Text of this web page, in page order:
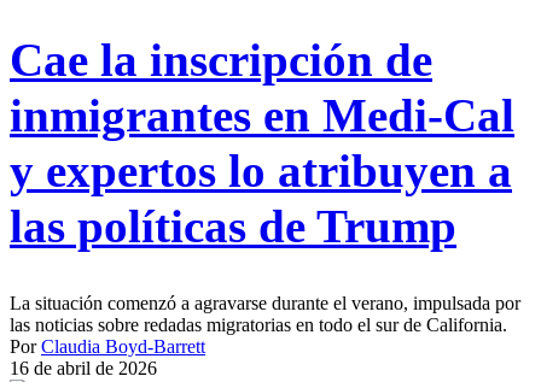
Cae la inscripción de
inmigrantes en Medi-Cal
y expertos lo atribuyen a
las políticas de Trump
La situación comenzó a agravarse durante el verano, impulsada por
las noticias sobre redadas migratorias en todo el sur de California.
PorClaudia Boyd-Barrett
16 de abril de 2026